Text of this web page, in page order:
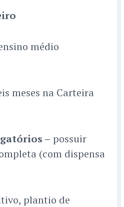
médio
meses na Carteira
– possuir
(com dispensa
plantio de